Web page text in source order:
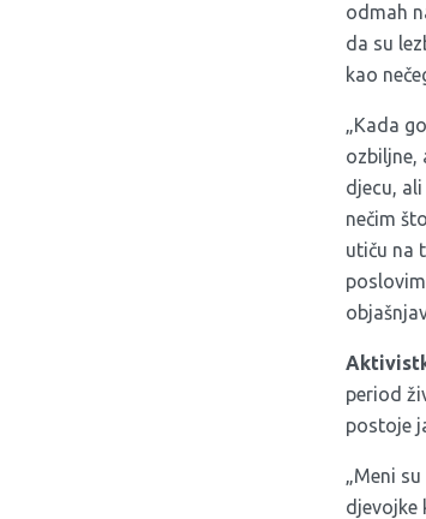
odmah
da su
kao
„Kada
ozbiljne,
djecu,
nečim
utiču na
period
postoje
„Meni
djevojke